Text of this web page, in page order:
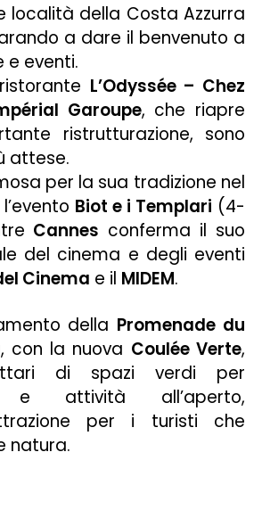
località della Costa Azzurra
a dare il benvenuto a
e eventi.
L’Odyssée – Chez
Garoupe, che riapre
ristrutturazione, sono
attese.
per la sua tradizione nel
Biot e i Templari (4-
Cannes conferma il suo
del cinema e degli eventi
Cinema e il MIDEM.
della Promenade du
con la nuova Coulée Verte,
di spazi verdi per
e attività all’aperto,
per i turisti che
natura.